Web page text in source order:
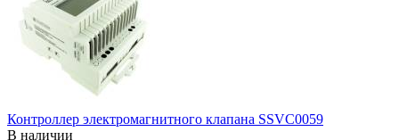
Контроллер электромагнитного клапана SSVC0059
В наличии